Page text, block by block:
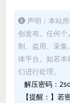
声明：本站
创发布。任何个
制、盗用、采集
体平台。如若
们进行处理。
解压密码：
【提醒：】若